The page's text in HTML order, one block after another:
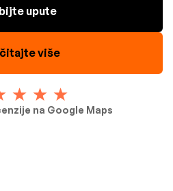
upute
više
na Google Maps